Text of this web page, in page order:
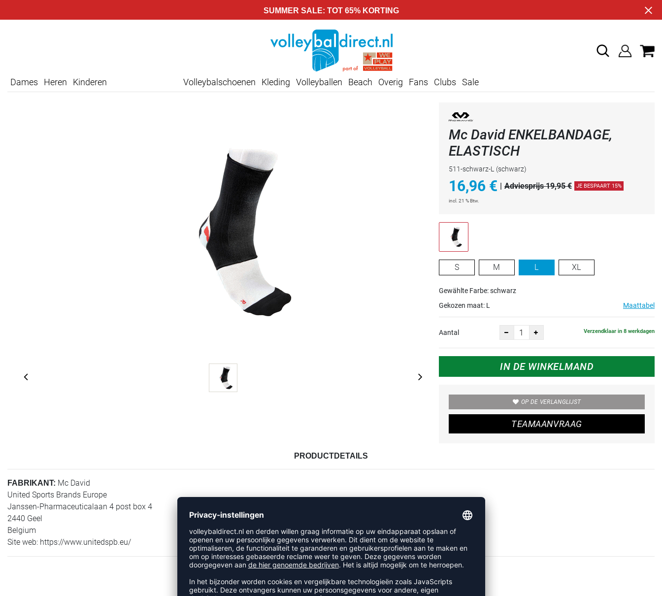
SUMMER SALE: TOT 65% KORTING
Dames Heren Kinderen Volleybalschoenen Kleding Volleyballen Beach Overig Fans Clubs Sale
Mc David ENKELBANDAGE,
ELASTISCH
511-schwarz-L (schwarz)
16,96 € | Adviesprijs 19,95 € JE BESPAART 15%
incl. 21 % Btw.
S M L XL
Gewählte Farbe: schwarz
Gekozen maat: L Maattabel
Aantal Verzendklaar in 8 werkdagen
IN DE WINKELMAND
OP DE VERLANGLIJST
TEAMAANVRAAG
PRODUCTDETAILS
FABRIKANT: Mc David
United Sports Brands Europe
Janssen-Pharmaceuticalaan 4 post box 4
2440 Geel
Belgium
Site web: https://www.unitedspb.eu/
RECENT BEKEKEN